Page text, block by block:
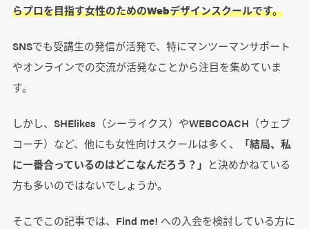
らプロを目指す女性のためのWebデザインスクールです。
SNSでも受講生の発信が活発で、特にマンツーマンサポート
やオンラインでの交流が活発なことから注目を集めていま
す。
しかし、SHElikes（シーライクス）やWEBCOACH（ウェブ
コーチ）など、他にも女性向けスクールは多く、
「結局、私
に一番合っているのはどこなんだろう？」 と決めかねている
方も多いのではないでしょうか。
そこでこの記事では、Find me! への入会を検討している方に